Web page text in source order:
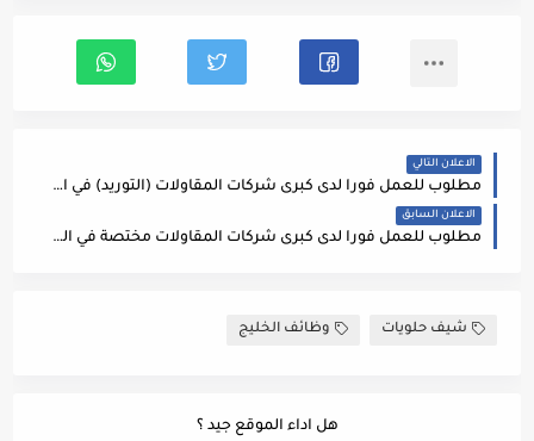
الاعلان التالي
مطلوب للعمل فورا لدى كبرى شركات المقاولات (التوريد) في المملكة العربية السعودية في مدينة الرياض #مسؤول_مبيعات
الاعلان السابق
مطلوب للعمل فورا لدى كبرى شركات المقاولات مختصة في الطرق في المملكة العربية السعودية في مدينة الرياض #مدير_تطوير_اعمال
شيف حلويات وظائف الخليج
هل اداء الموقع جيد ؟